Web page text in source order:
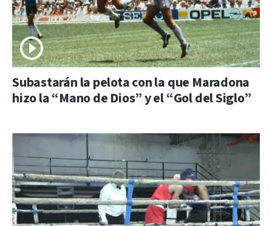
Subastarán la pelota con la que Maradona
hizo la “Mano de Dios” y el “Gol del Siglo”